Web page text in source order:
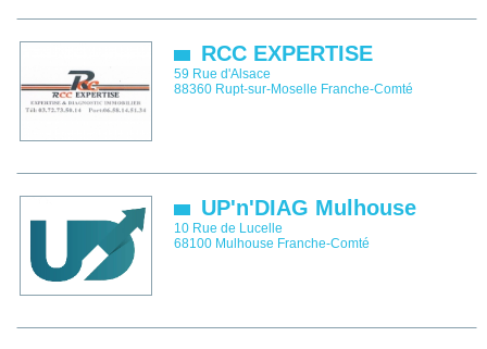
RCC EXPERTISE
59 Rue d'Alsace
88360 Rupt-sur-Moselle Franche-Comté
UP'n'DIAG Mulhouse
10 Rue de Lucelle
68100 Mulhouse Franche-Comté